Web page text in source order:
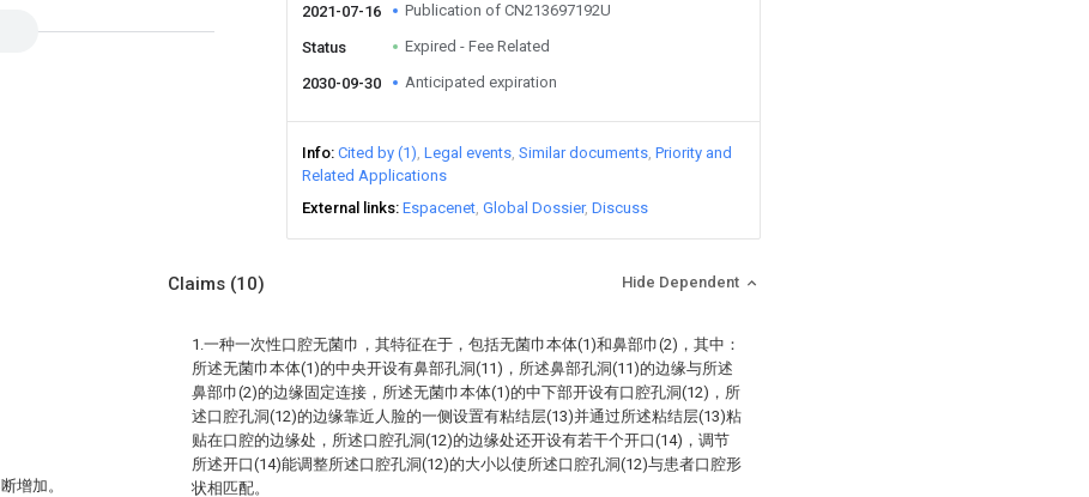
2021-07-16 Publication of CN213697192U
Status Expired - Fee Related
2030-09-30 Anticipated expiration
Info Cited by (1) Legal events Similar documents Priority and
Related Applications
External links Espacenet Global Dossier Discuss
增加。
Claims (10) Hide Dependent
1.一种一次性口腔无菌巾，其特征在于，包括无菌巾本体(1)和鼻部巾(2)，其中：
所述无菌巾本体(1)的中央开设有鼻部孔洞(11)，所述鼻部孔洞(11)的边缘与所述
鼻部巾(2)的边缘固定连接，所述无菌巾本体(1)的中下部开设有口腔孔洞(12)，所
述口腔孔洞(12)的边缘靠近人脸的一侧设置有粘结层(13)并通过所述粘结层(13)粘
贴在口腔的边缘处，所述口腔孔洞(12)的边缘处还开设有若干个开口(14)，调节
所述开口(14)能调整所述口腔孔洞(12)的大小以使所述口腔孔洞(12)与患者口腔形
状相匹配。